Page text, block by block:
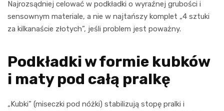
Najrozsądniej celować w podkładki o wyraźnej grubości i
sensownym materiale, a nie w najtańszy komplet „4 sztuki
za kilkanaście złotych”, jeśli problem jest poważny.
Podkładki w formie kubków
i maty pod całą pralkę
„Kubki” (miseczki pod nóżki) stabilizują stopę pralki i